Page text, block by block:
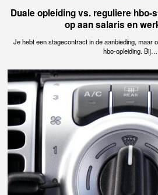
Duale opleiding vs. reguliere
op aan salaris en
Je hebt een stagecontract in de aanbieding, maar
hbo-opleiding. Bij…